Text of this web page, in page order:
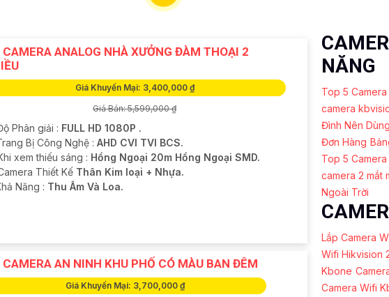
mà bạn cần trước khi lựa chọn camera phù hợp với nhu cầu sử
ưng ý!
CAMERA ANALOG NHÀ XƯỞNG ĐÀM THOẠI 2
Giá Khuyến Mại: 3,400,000 ₫
Giá Bán: 5,599,000 ₫
Phân giải : FULL HD 1080P .
Bị Công Nghệ : AHD CVI TVI BCS.
xem thiếu sáng : Hồng Ngoại 20m Hồng Ngoại SMD.
Thiết Kế Thân Kim loại + Nhựa.
Năng : Thu Âm Và Loa.
CAMERA AN NINH KHU PHỐ CÓ MÀU BAN ĐÊM
Giá Khuyến Mại: 3,700,000 ₫
NĂNG
Top 5
camera
Đình Nên Dùng
Đơn Hàng
Top 5
camera 2 mắt
Ngoài Trời
Lắp Camera
Wifi Hikvision
Kbone
Camera Wifi